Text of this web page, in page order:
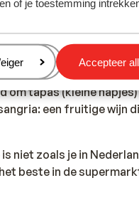
of je toestemming
Accepteer
voor de politie,
om tapas (kleine
een fruitige wijn
is niet zoals je in
beste in de